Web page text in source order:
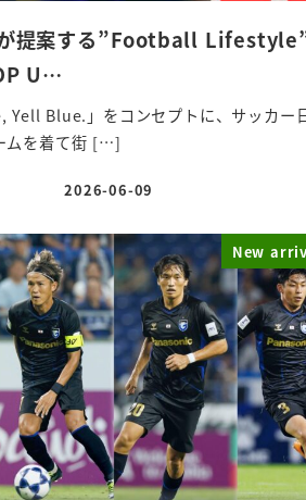
提案する”Football
U…
Yell Blue.」をコンセプトに、サッカー
ムを着て街 […]
投稿日
2026-06-09
New